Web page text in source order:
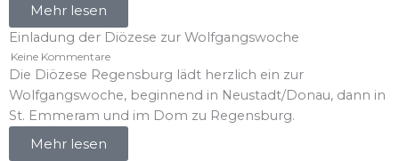
Mehr lesen
Einladung der Diözese zur Wolfgangswoche
Keine Kommentare
Die Diözese Regensburg lädt herzlich ein zur
Wolfgangswoche, beginnend in Neustadt/Donau, dann in
St. Emmeram und im Dom zu Regensburg.
Mehr lesen